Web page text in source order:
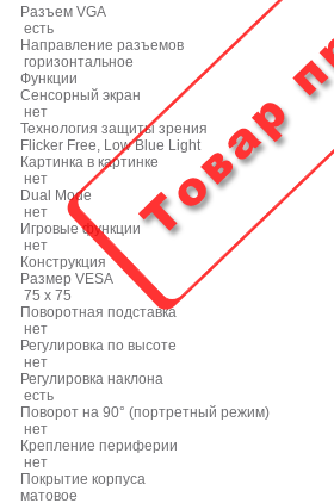
Разъем VGA
есть
Направление разъемов
горизонтальное
Функции
Сенсорный экран
нет
Технология защиты зрения
Flicker Free, Low Blue Light
Картинка в картинке
нет
Dual Mode
нет
Игровые функции
нет
Конструкция
Размер VESA
75 x 75
Поворотная подставка
нет
Регулировка по высоте
нет
Регулировка наклона
есть
Поворот на 90° (портретный режим)
нет
Крепление периферии
нет
Покрытие корпуса
матовое